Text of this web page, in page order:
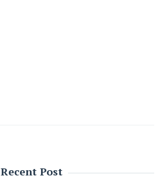
Recent Post